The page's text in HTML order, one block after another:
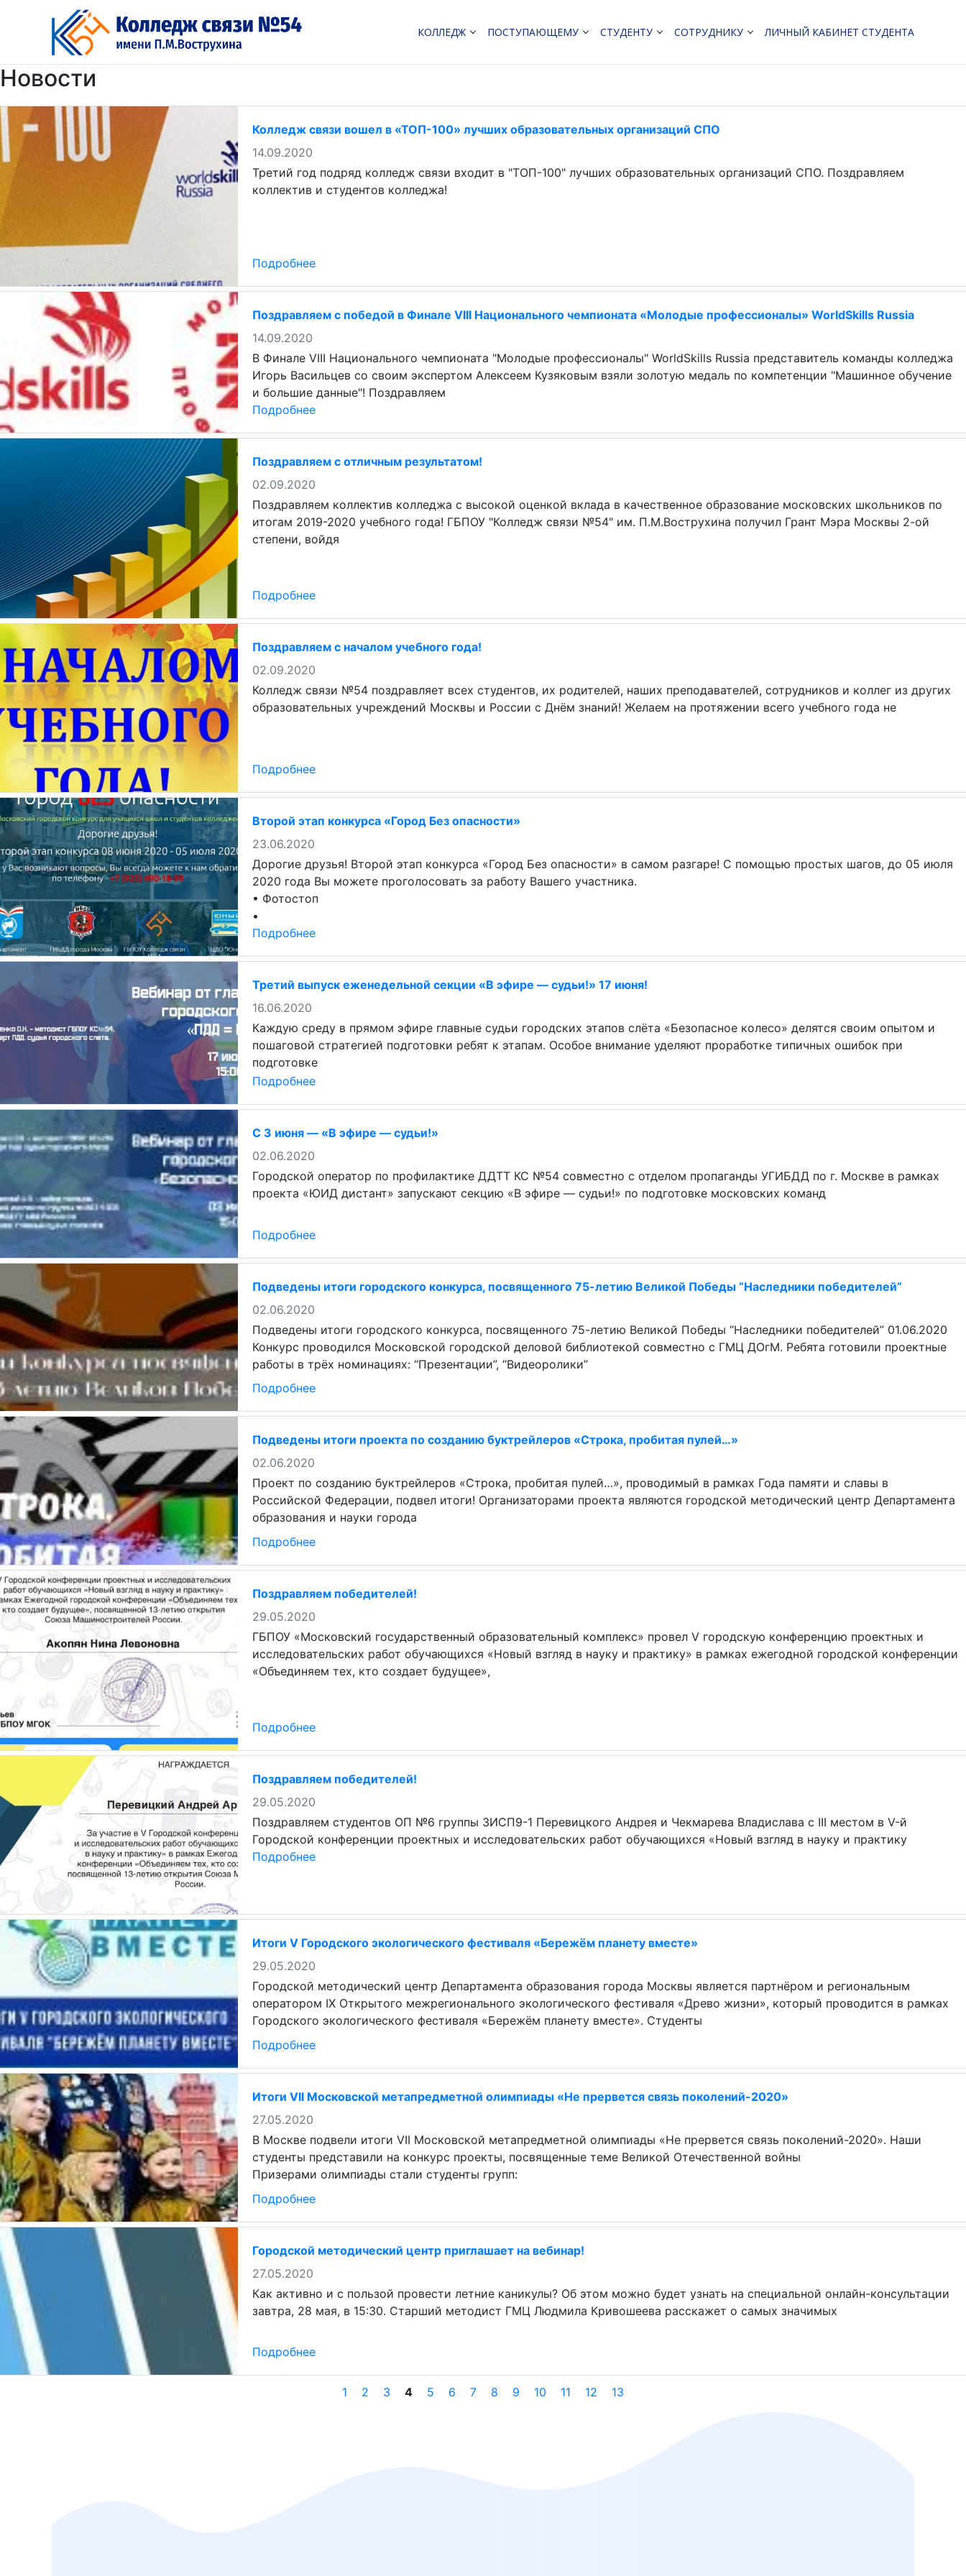
содержимому
КОЛЛЕДЖ ПОСТУПАЮЩЕМУ СТУДЕНТУ СОТРУДНИКУ ЛИЧНЫЙ КАБИНЕТ СТУДЕНТА
Новости
Колледж связи вошел в «ТОП-100» лучших образовательных организаций СПО
14.09.2020
Третий год подряд колледж связи входит в "ТОП-100" лучших образовательных организаций СПО. Поздравляем
коллектив и студентов колледжа!
Подробнее
Поздравляем с победой в Финале VIII Национального чемпионата «Молодые профессионалы» WorldSkills Russia
14.09.2020
В Финале VIII Национального чемпионата "Молодые профессионалы" WorldSkills Russia представитель команды колледжа
Игорь Васильцев со своим экспертом Алексеем Кузяковым взяли золотую медаль по компетенции "Машинное обучение
и большие данные"! Поздравляем
Подробнее
Поздравляем с отличным результатом!
02.09.2020
Поздравляем коллектив колледжа с высокой оценкой вклада в качественное образование московских школьников по
итогам 2019-2020 учебного года! ГБПОУ "Колледж связи №54" им. П.М.Вострухина получил Грант Мэра Москвы 2-ой
степени, войдя
Подробнее
Поздравляем с началом учебного года!
02.09.2020
Колледж связи №54 поздравляет всех студентов, их родителей, наших преподавателей, сотрудников и коллег из других
образовательных учреждений Москвы и России с Днём знаний! Желаем на протяжении всего учебного года не
Подробнее
Второй этап конкурса «Город Без опасности»
23.06.2020
Дорогие друзья! Второй этап конкурса «Город Без опасности» в самом разгаре! С помощью простых шагов, до 05 июля
2020 года Вы можете проголосовать за работу Вашего участника.
• Фотостоп
•
Подробнее
Третий выпуск еженедельной секции «В эфире — судьи!» 17 июня!
16.06.2020
Каждую среду в прямом эфире главные судьи городских этапов слёта «Безопасное колесо» делятся своим опытом и
пошаговой стратегией подготовки ребят к этапам. Особое внимание уделяют проработке типичных ошибок при
подготовке
Подробнее
С 3 июня — «В эфире — судьи!»
02.06.2020
Городской оператор по профилактике ДДТТ КС №54 совместно с отделом пропаганды УГИБДД по г. Москве в рамках
проекта «ЮИД дистант» запускают секцию «В эфире — судьи!» по подготовке московских команд
Подробнее
Подведены итоги городского конкурса, посвященного 75-летию Великой Победы “Наследники победителей”
02.06.2020
Подведены итоги городского конкурса, посвященного 75-летию Великой Победы “Наследники победителей” 01.06.2020
Конкурс проводился Московской городской деловой библиотекой совместно с ГМЦ ДОгМ. Ребята готовили проектные
работы в трёх номинациях: “Презентации”, “Видеоролики”
Подробнее
Подведены итоги проекта по созданию буктрейлеров «Строка, пробитая пулей…»
02.06.2020
Проект по созданию буктрейлеров «Строка, пробитая пулей…», проводимый в рамках Года памяти и славы в
Российской Федерации, подвел итоги! Организаторами проекта являются городской методический центр Департамента
образования и науки города
Подробнее
Поздравляем победителей!
29.05.2020
ГБПОУ «Московский государственный образовательный комплекс» провел V городскую конференцию проектных и
исследовательских работ обучающихся «Новый взгляд в науку и практику» в рамках ежегодной городской конференции
«Объединяем тех, кто создает будущее»,
Подробнее
Поздравляем победителей!
29.05.2020
Поздравляем студентов ОП №6 группы 3ИСП9-1 Перевицкого Андрея и Чекмарева Владислава с III местом в V-й
Городской конференции проектных и исследовательских работ обучающихся «Новый взгляд в науку и практику
Подробнее
Итоги V Городского экологического фестиваля «Бережём планету вместе»
29.05.2020
Городской методический центр Департамента образования города Москвы является партнёром и региональным
оператором IX Открытого межрегионального экологического фестиваля «Древо жизни», который проводится в рамках
Городского экологического фестиваля «Бережём планету вместе». Студенты
Подробнее
Итоги VII Московской метапредметной олимпиады «Не прервется связь поколений-2020»
27.05.2020
В Москве подвели итоги VII Московской метапредметной олимпиады «Не прервется связь поколений-2020». Наши
студенты представили на конкурс проекты, посвященные теме Великой Отечественной войны
Призерами олимпиады стали студенты групп:
Подробнее
Городской методический центр приглашает на вебинар!
27.05.2020
Как активно и с пользой провести летние каникулы? Об этом можно будет узнать на специальной онлайн-консультации
завтра, 28 мая, в 15:30. Старший методист ГМЦ Людмила Кривошеева расскажет о самых значимых
Подробнее
1 2 3 4 5 6 7 8 9 10 11 12 13